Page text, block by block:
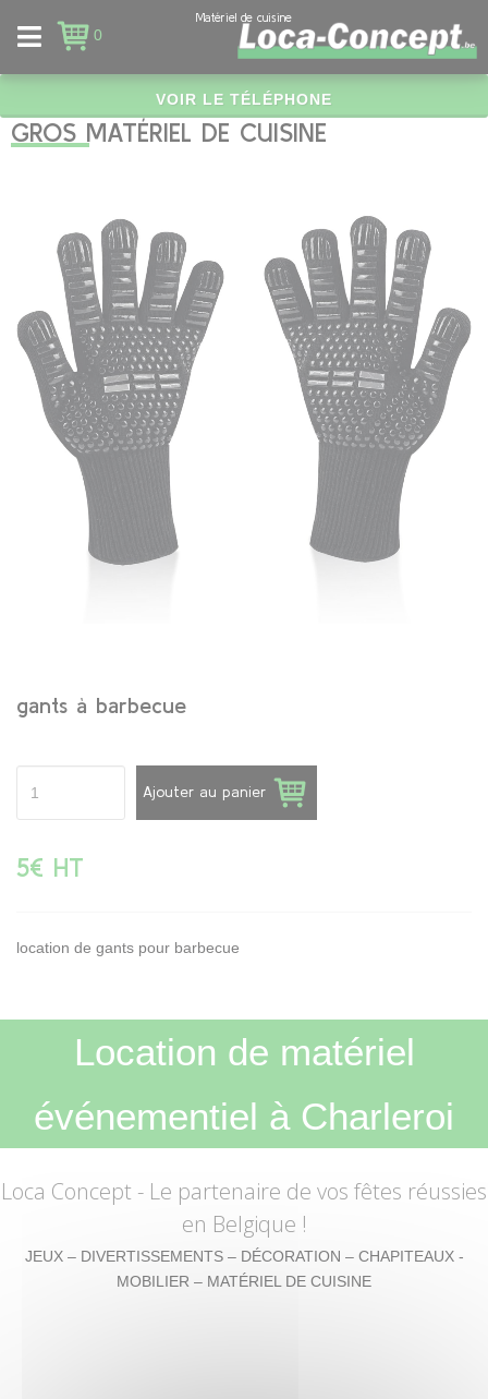
0
Matériel de cuisine
VOIR LE TÉLÉPHONE
GROS MATÉRIEL DE CUISINE
gants à barbecue
Ajouter au panier
5€ HT
location de gants pour barbecue
Location de matériel
événementiel à Charleroi
Loca Concept - Le partenaire de vos fêtes réussies
en Belgique !
JEUX – DIVERTISSEMENTS – DÉCORATION – CHAPITEAUX -
MOBILIER – MATÉRIEL DE CUISINE
Panneau de gestion des cookies